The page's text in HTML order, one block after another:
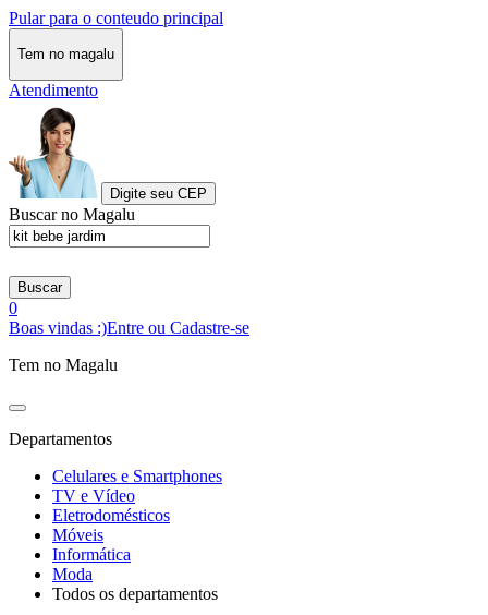
Pular para o conteudo principal
Tem no magalu
Atendimento
Digite seu CEP
Buscar no Magalu
Buscar
0
Boas vindas :)Entre ou Cadastre-se
Tem no Magalu
Departamentos
Celulares e Smartphones
TV e Vídeo
Eletrodomésticos
Móveis
Informática
Moda
Todos os departamentos